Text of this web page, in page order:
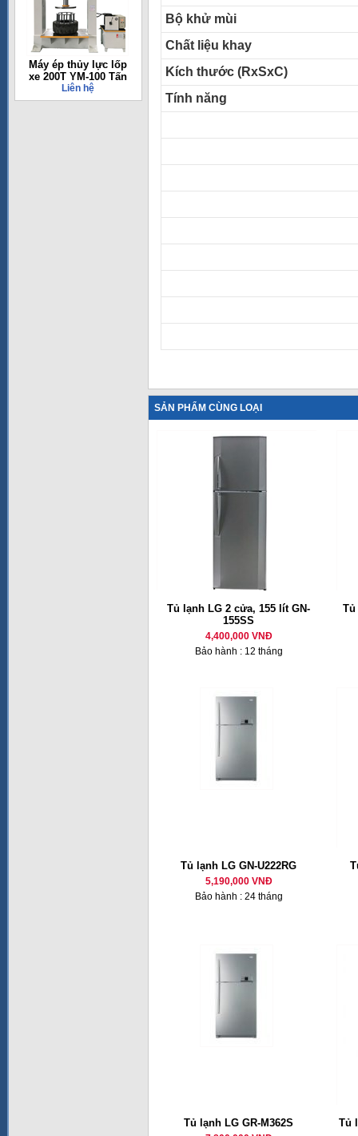
Máy ép thủy lực lốp
xe 200T YM-100 Tấn
Liên hệ
Bộ khử mùi
Chất liệu khay
Kích thước (RxSxC)
Tính năng
SẢN PHẨM CÙNG LOẠI
Tủ lạnh LG 2 cửa, 155 lít GN-
155SS
4,400,000 VNĐ
Bảo hành : 12 tháng
Tủ
Tủ lạnh LG GN-U222RG
5,190,000 VNĐ
Bảo hành : 24 tháng
Tủ lạnh LG GR-M362S Tủ